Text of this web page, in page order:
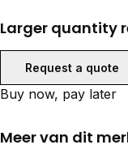
Larger quantity
Request a quote
Buy now, pay later
Meer van dit